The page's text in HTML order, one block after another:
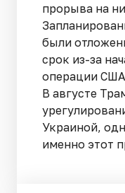
прорыва на
были
срок из-за
операции
В августе
Украиной,
именно этот